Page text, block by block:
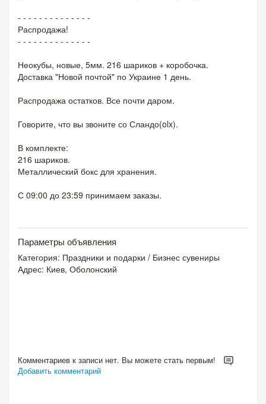
- - - - - - - - - - - - - -
Распродажа!
- - - - - - - - - - - - - -
Неокубы, новые, 5мм. 216 шариков + коробочка.
Доставка "Новой почтой" по Украине 1 день.
Распродажа остатков. Все почти даром.
Говорите, что вы звоните со Сландо(olx).
В комплекте:
216 шариков.
Металлический бокс для хранения.
С 09:00 до 23:59 принимаем заказы.
Параметры объявления
Категория: Праздники и подарки / Бизнес сувениры
Адрес: Киев, Оболонский
Комментариев к записи нет. Вы можете стать первым!
Добавить комментарий